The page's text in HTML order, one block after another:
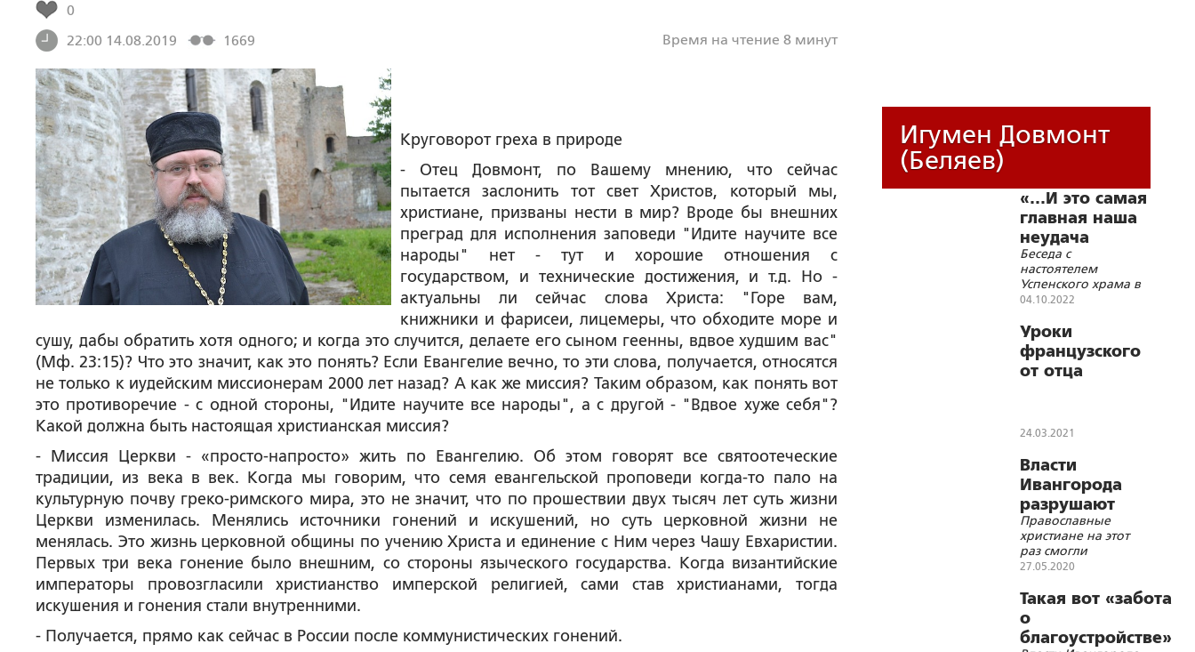
0
22:00 14.08.2019
1669 Время на чтение 8 минут
Круговорот греха в природе
- Отец Довмонт, по Вашему мнению, что сейчас
пытается заслонить тот свет Христов, который мы,
христиане, призваны нести в мир? Вроде бы внешних
преград для исполнения заповеди "Идите научите все
народы" нет - тут и хорошие отношения с
государством, и технические достижения, и т.д. Но -
актуальны ли сейчас слова Христа: "Горе вам,
книжники и фарисеи, лицемеры, что обходите море и
сушу, дабы обратить хотя одного; и когда это случится, делаете его сыном геенны, вдвое худшим вас"
(Мф. 23:15)? Что это значит, как это понять? Если Евангелие вечно, то эти слова, получается, относятся
не только к иудейским миссионерам 2000 лет назад? А как же миссия? Таким образом, как понять вот
это противоречие - с одной стороны, "Идите научите все народы", а с другой - "Вдвое хуже себя"?
Какой должна быть настоящая христианская миссия?
- Миссия Церкви - «просто-напросто» жить по Евангелию. Об этом говорят все святоотеческие
традиции, из века в век. Когда мы говорим, что семя евангельской проповеди когда-то пало на
культурную почву греко-римского мира, это не значит, что по прошествии двух тысяч лет суть жизни
Церкви изменилась. Менялись источники гонений и искушений, но суть церковной жизни не
менялась. Это жизнь церковной общины по учению Христа и единение с Ним через Чашу Евхаристии.
Первых три века гонение было внешним, со стороны языческого государства. Когда византийские
императоры провозгласили христианство имперской религией, сами став христианами, тогда
искушения и гонения стали внутренними.
- Получается, прямо как сейчас в России после коммунистических гонений.
Игумен Довмонт
(Беляев)
«…И это самая
главная наша
неудача
сегодня»
Беседа с
настоятелем
Успенского храма в
Ивангородской
04.10.2022
Уроки
французского
от отца
24.03.2021
Власти
Ивангорода
разрушают
святыни
Православные
христиане на этот
раз смогли
предотвратить
поклонного креста и
санкционированное
местной
27.05.2020
Такая вот «забота
о
благоустройстве»